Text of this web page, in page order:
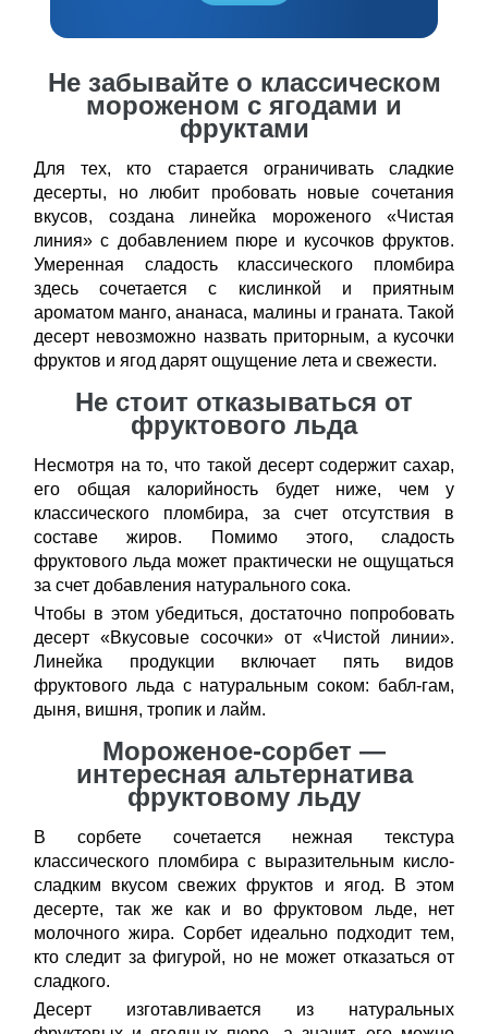
Не забывайте о классическом
мороженом с ягодами и
фруктами
Для тех, кто старается ограничивать сладкие
десерты, но любит пробовать новые сочетания
вкусов, создана линейка мороженого «Чистая
линия» с добавлением пюре и кусочков фруктов.
Умеренная сладость классического пломбира
здесь сочетается с кислинкой и приятным
ароматом манго, ананаса, малины и граната. Такой
десерт невозможно назвать приторным, а кусочки
фруктов и ягод дарят ощущение лета и свежести.
Не стоит отказываться от
фруктового льда
Несмотря на то, что такой десерт содержит сахар,
его общая калорийность будет ниже, чем у
классического пломбира, за счет отсутствия в
составе жиров. Помимо этого, сладость
фруктового льда может практически не ощущаться
за счет добавления натурального сока.
Чтобы в этом убедиться, достаточно попробовать
десерт «Вкусовые сосочки» от «Чистой линии».
Линейка продукции включает пять видов
фруктового льда с натуральным соком: бабл-гам,
дыня, вишня, тропик и лайм.
Мороженое-сорбет ―
интересная альтернатива
фруктовому льду
В сорбете сочетается нежная текстура
классического пломбира с выразительным кисло-
сладким вкусом свежих фруктов и ягод. В этом
десерте, так же как и во фруктовом льде, нет
молочного жира. Сорбет идеально подходит тем,
кто следит за фигурой, но не может отказаться от
сладкого.
Десерт изготавливается из натуральных